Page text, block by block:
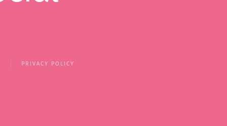
PRIVACY POLICY